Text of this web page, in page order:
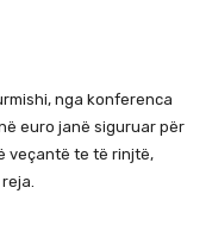
nga konferenca
euro janë siguruar për
veçantë te të rinjtë,